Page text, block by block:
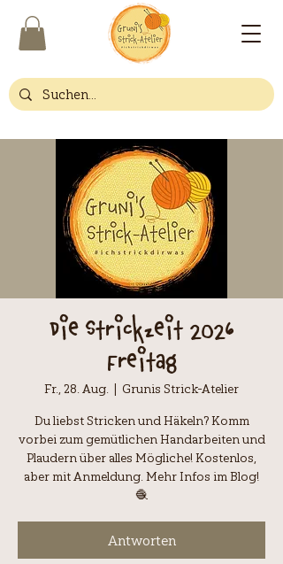
Die Strickzeit 2026
Freitag
Fr., 28. Aug.
  |
Grunis Strick-Atelier
Du liebst Stricken und Häkeln? Komm
vorbei zum gemütlichen Handarbeiten und
Plaudern über alles Mögliche! Kostenlos,
aber mit Anmeldung. Mehr Infos im Blog!
🧶
Antworten